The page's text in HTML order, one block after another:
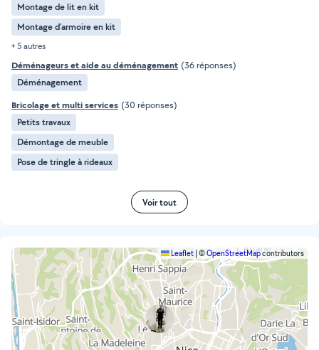
Montage de lit en kit
Montage d'armoire en kit
+ 5 autres
Déménageurs et aide au déménagement (36 réponses)
Déménagement
Bricolage et multi services (30 réponses)
Petits travaux
Démontage de meuble
Pose de tringle à rideaux
Voir tout
Leaflet ©OpenStreetMapcontributors